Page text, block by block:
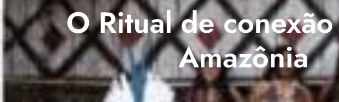
O Ritual de
Amazônia